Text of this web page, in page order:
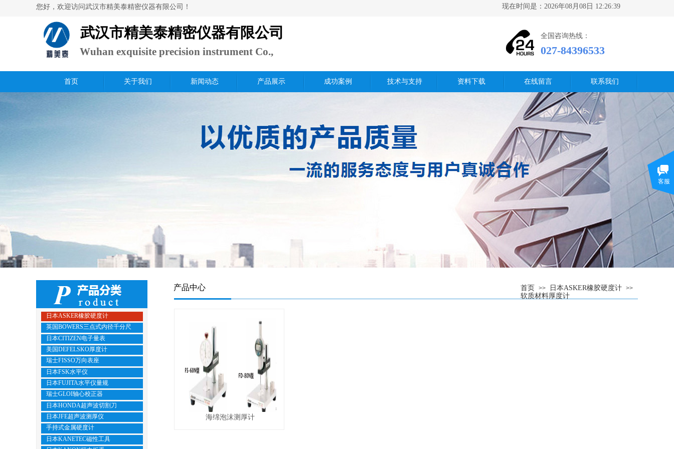
​您好，欢迎访问武汉市精美泰精密仪器有限公司！ 现在时间是：2026年08月08日 12:26:40
武汉市精美泰精密仪器有限公司 全国咨询热线：
027-84396533
Wuhan exquisite precision instrument Co.,
Ltd.
首页 关于我们 新闻动态 产品展示 成功案例 技术与支持 资料下载 在线留言 联系我们
产品中心 首页 >> 日本ASKER橡胶硬度计 >>
软质材料厚度计
海绵泡沫测厚计
日本ASKER橡胶硬度计
英国BOWERS三点式内径千分尺
日本CITIZEN电子量表
美国DEFELSKO厚度计
瑞士FISSO万向表座
日本FSK水平仪
日本FUJITA水平仪量规
瑞士GLOI轴心校正器
日本HONDA超声波切割刀
日本JFE超声波测厚仪
手持式金属硬度计
日本KANETEC磁性工具
客服